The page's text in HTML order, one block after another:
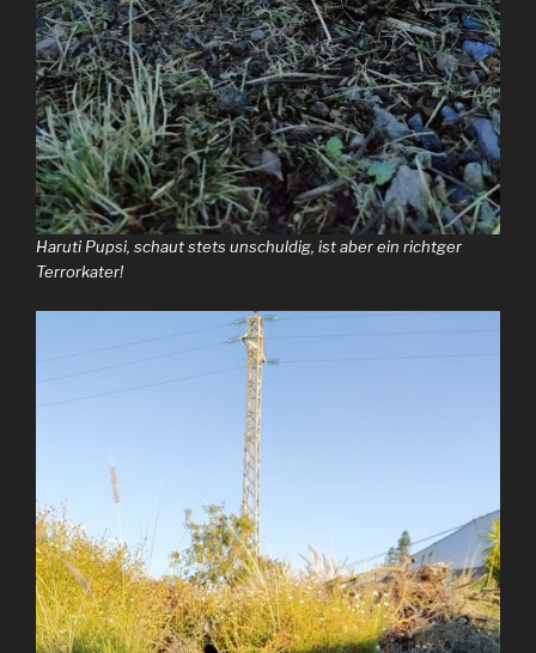
Haruti Pupsi, schaut stets unschuldig, ist aber ein richtger
Terrorkater!